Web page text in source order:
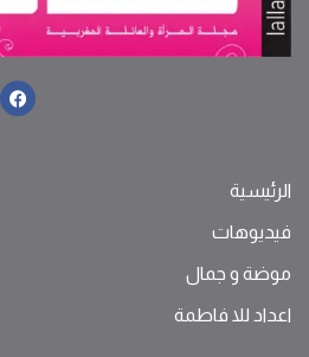
الرئيسية
فيديوهات
موضة ‫و‬ ‫‬‫جمال‬
اعداد للا فاطمة